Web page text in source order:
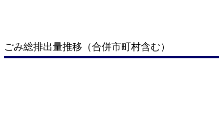
ごみ総排出量推移（合併市町村含む）